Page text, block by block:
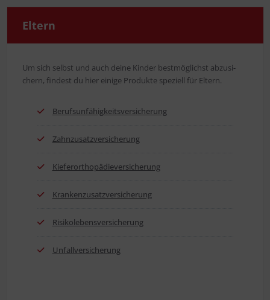
Eltern
Um sich selbst und auch dei­ne Kin­der best­mög­lichst abzu­si­
chern, fin­dest du hier eini­ge Pro­duk­te spe­zi­ell für Eltern.
Berufs­un­fä­hig­keits­ver­si­che­rung
Zahn­zu­satz­ver­si­che­rung
Kie­fer­or­tho­pä­die­ver­si­che­rung
Kran­ken­zu­satz­ver­si­che­rung
Risi­ko­le­bens­ver­si­che­rung
Unfall­ver­si­che­rung